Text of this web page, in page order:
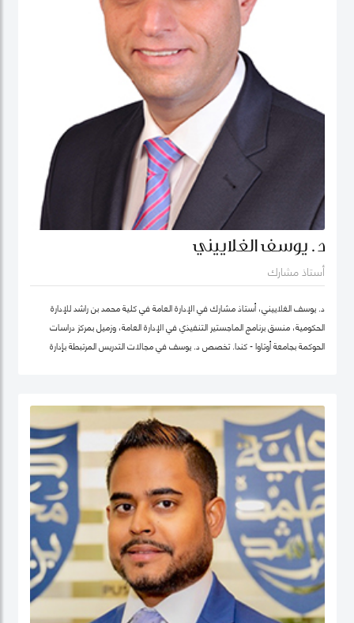
د. يوسف الغلاييني
أستاذ مشارك
د. يوسف الغلاييني، أستاذ مشارك في الإدارة العامة في كلية محمد بن راشد للإدارة
الحكومية، منسق برنامج الماجستير التنفيذي في الإدارة العامة، وزميل بمركز دراسات
الحوكمة بجامعة أوتاوا - كندا. تَخصص د. يوسف في مجالات التدريس المرتبطة بإدارة
العامة. قبل التحاقه بكلية محمد بن راشد للإدارة الحكومية، عمل الدكتور يوسف كأستاذ
مساعد وشغل منصب مدير برنامج إدارة الموارد البشرية في كلية إدارة الأعمال في الكلية
الأسترالية في دولة الكويت. قبل ذلك، عمل كمستشار للحكومة الاتحادية في كندا في عدد
من المشاريع المرتبطة بالتطوير المؤسسي و بناء القدرات التنظيمية حيث قام بتصميم
وتنفيذ العديد من برامج التدريب للحكومة الاتحادية بما في ذلك مجالات التفكير
الاستراتيجي والإدارة القائمة على النتائج تحت بند تنفيذ البرامج الحكومية والسياسات
العامة.